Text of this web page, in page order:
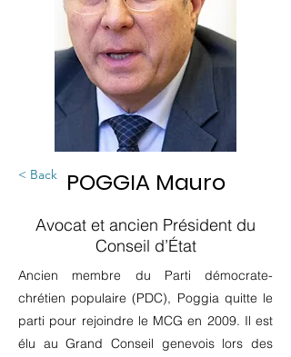
< Back POGGIA Mauro
Avocat et ancien Président du
Conseil d’État
Ancien membre du Parti démocrate-
chrétien populaire (PDC), Poggia quitte le
parti pour rejoindre le MCG en 2009. Il est
élu au Grand Conseil genevois lors des